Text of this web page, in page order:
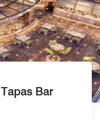
Bar